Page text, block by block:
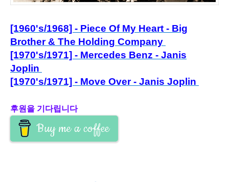
[1960's/1968] - Piece Of My Heart - Big
Brother & The Holding Company
[1970's/1971] - Mercedes Benz - Janis
Joplin
[1970's/1971] - Move Over - Janis Joplin
후원을 기다립니다
Buy me a coffee